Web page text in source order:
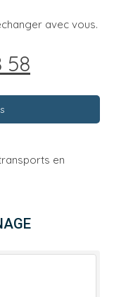
avec vous.
58
en